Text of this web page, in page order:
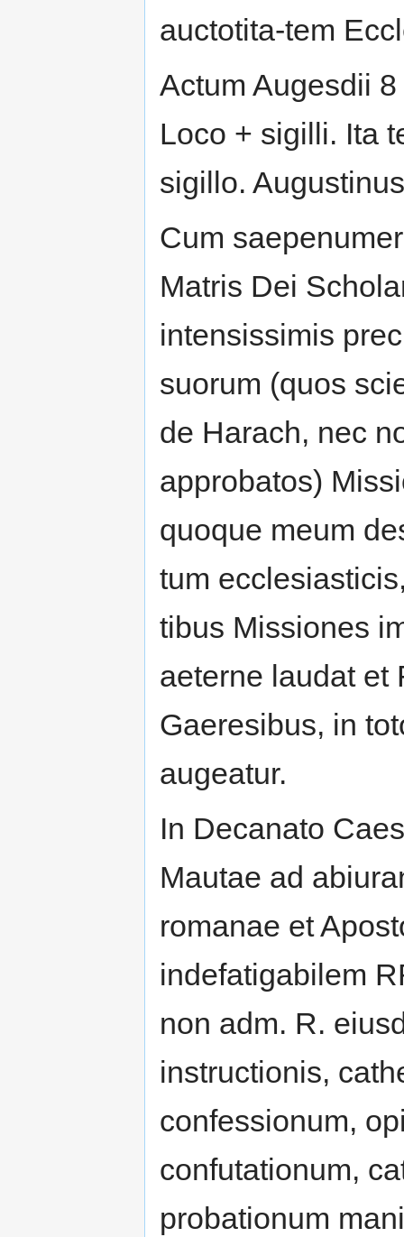
auctotita-tem
Actum Augesdii
Loco + sigilli. Ita
sigillo.
Cum
Matris Dei
intensissimis
suorum (quos
de Harach, nec
approbatos)
quoque meum
tum
tibus Missiones
aeterne laudat et
Gaeresibus, in
augeatur.
In Decanato
Mautae ad
romanae et
indefatigabilem
non adm. R.
instructionis,
confessionum,
confutationum,
probationum